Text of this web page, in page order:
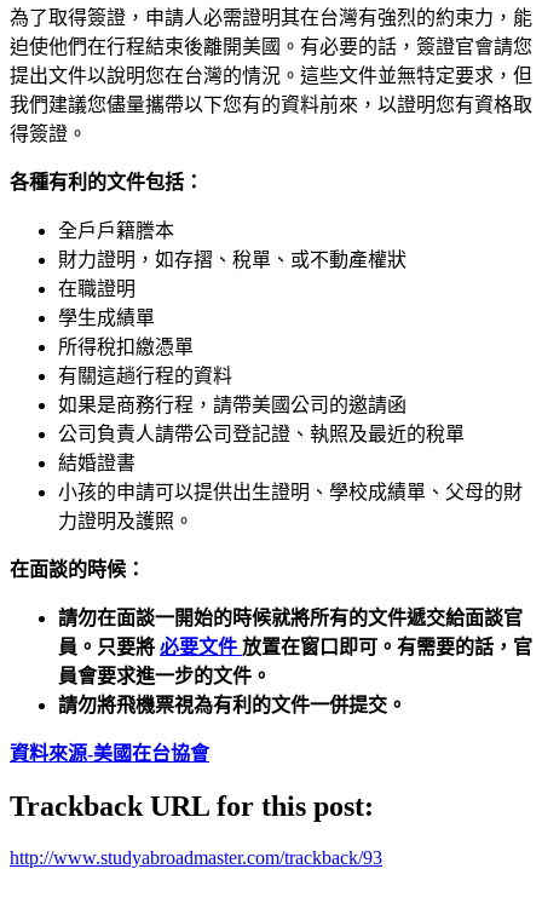
為了取得簽證，申請人必需證明其在台灣有強烈的約束力，能
迫使他們在行程結束後離開美國。有必要的話，簽證官會請您
提出文件以說明您在台灣的情況。這些文件並無特定要求，但
我們建議您儘量攜帶以下您有的資料前來，以證明您有資格取
得簽證。
各種有利的文件包括：
全戶戶籍謄本
財力證明，如存摺、稅單、或不動產權狀
在職證明
學生成績單
所得稅扣繳憑單
有關這趟行程的資料
如果是商務行程，請帶美國公司的邀請函
公司負責人請帶公司登記證、執照及最近的稅單
結婚證書
小孩的申請可以提供出生證明、學校成績單、父母的財
力證明及護照。
在面談的時候：
請勿在面談一開始的時候就將所有的文件遞交給面談官
員。只要將 必要文件 放置在窗口即可。有需要的話，官
員會要求進一步的文件。
請勿將飛機票視為有利的文件一併提交。
資料來源-美國在台協會
Trackback URL for this post:
http://www.studyabroadmaster.com/trackback/93